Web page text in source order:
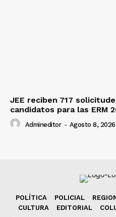
JEE reciben 717
candidatos para las ERM
Admineditor - Agosto 8, 2026
POLÍTICA POLICIAL
CULTURA
EDITORIAL